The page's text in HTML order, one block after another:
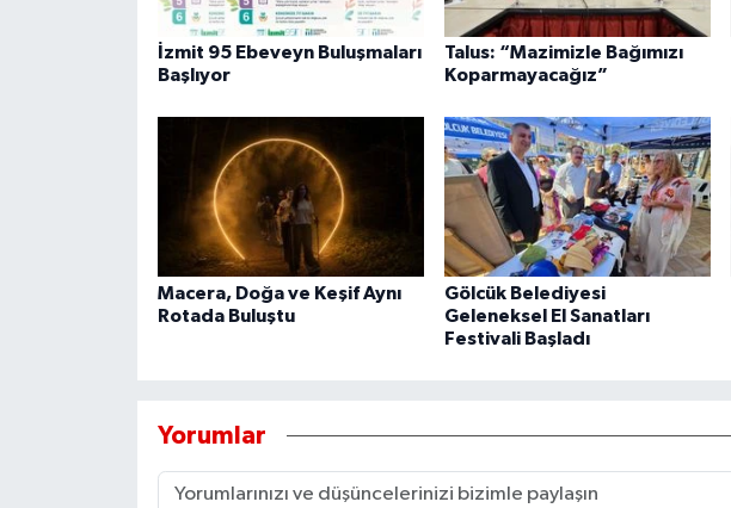
İzmit 95 Ebeveyn Buluşmaları
Başlıyor
Talus: “Mazimizle Bağımızı
Koparmayacağız”
Macera, Doğa ve Keşif Aynı
Rotada Buluştu
Gölcük Belediyesi
Geleneksel El Sanatları
Festivali Başladı
Yorumlar